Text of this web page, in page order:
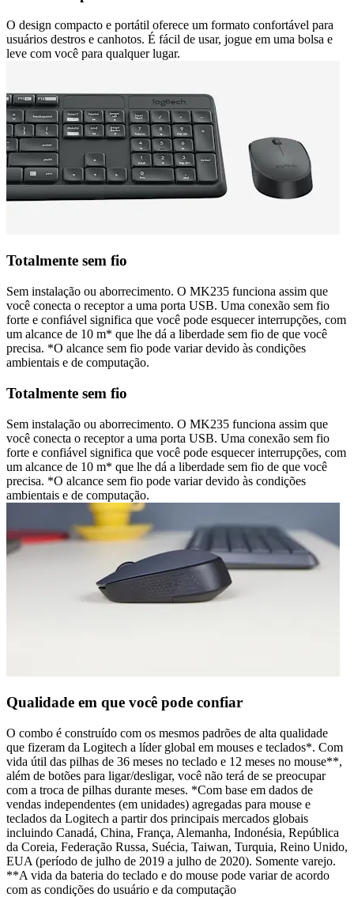
O design compacto e portátil oferece um formato confortável para
usuários destros e canhotos. É fácil de usar, jogue em uma bolsa e
leve com você para qualquer lugar.
Totalmente sem fio
Sem instalação ou aborrecimento. O MK235 funciona assim que
você conecta o receptor a uma porta USB. Uma conexão sem fio
forte e confiável significa que você pode esquecer interrupções, com
um alcance de 10 m* que lhe dá a liberdade sem fio de que você
precisa. *O alcance sem fio pode variar devido às condições
ambientais e de computação.
Totalmente sem fio
Sem instalação ou aborrecimento. O MK235 funciona assim que
você conecta o receptor a uma porta USB. Uma conexão sem fio
forte e confiável significa que você pode esquecer interrupções, com
um alcance de 10 m* que lhe dá a liberdade sem fio de que você
precisa. *O alcance sem fio pode variar devido às condições
ambientais e de computação.
Qualidade em que você pode confiar
O combo é construído com os mesmos padrões de alta qualidade
que fizeram da Logitech a líder global em mouses e teclados*. Com
vida útil das pilhas de 36 meses no teclado e 12 meses no mouse**,
além de botões para ligar/desligar, você não terá de se preocupar
com a troca de pilhas durante meses. *Com base em dados de
vendas independentes (em unidades) agregadas para mouse e
teclados da Logitech a partir dos principais mercados globais
incluindo Canadá, China, França, Alemanha, Indonésia, República
da Coreia, Federação Russa, Suécia, Taiwan, Turquia, Reino Unido,
EUA (período de julho de 2019 a julho de 2020). Somente varejo.
**A vida da bateria do teclado e do mouse pode variar de acordo
com as condições do usuário e da computação